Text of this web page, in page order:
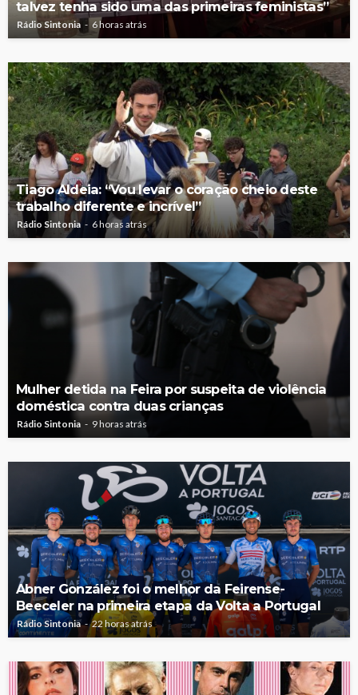
talvez tenha sido uma das primeiras feministas”
Rádio Sintonia 6 horas atrás
Tiago Aldeia: “Vou levar o coração cheio deste
trabalho diferente e incrível”
Rádio Sintonia 6 horas atrás
Mulher detida na Feira por suspeita de violência
doméstica contra duas crianças
Rádio Sintonia 9 horas atrás
Abner González foi o melhor da Feirense-
Beeceler na primeira etapa da Volta a Portugal
Rádio Sintonia 22 horas atrás